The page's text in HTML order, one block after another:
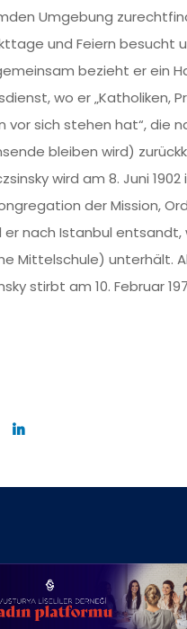
Umgebung
und Feiern besucht
bezieht er ein
wo er „Katholiken,
vor sich stehen hat“, die
bleiben wird)
wird am 8. Juni
der Mission,
er nach Istanbul
Mittelschule) unterhält.
stirbt am 10. Februar